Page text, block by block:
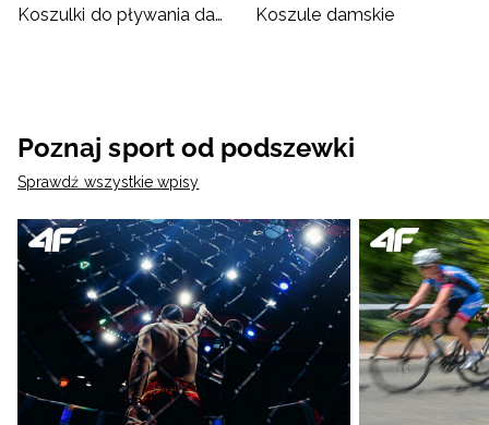
Koszulki do pływania damskie
Koszule damskie
Poznaj sport od podszewki
Sprawdź wszystkie wpisy